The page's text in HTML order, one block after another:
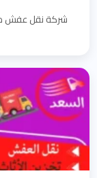
شركة نقل عفش